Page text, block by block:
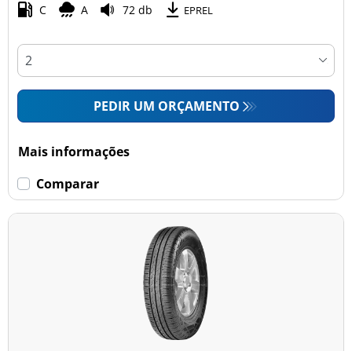
C A 72 db EPREL
PEDIR UM ORÇAMENTO
Mais informações
Comparar